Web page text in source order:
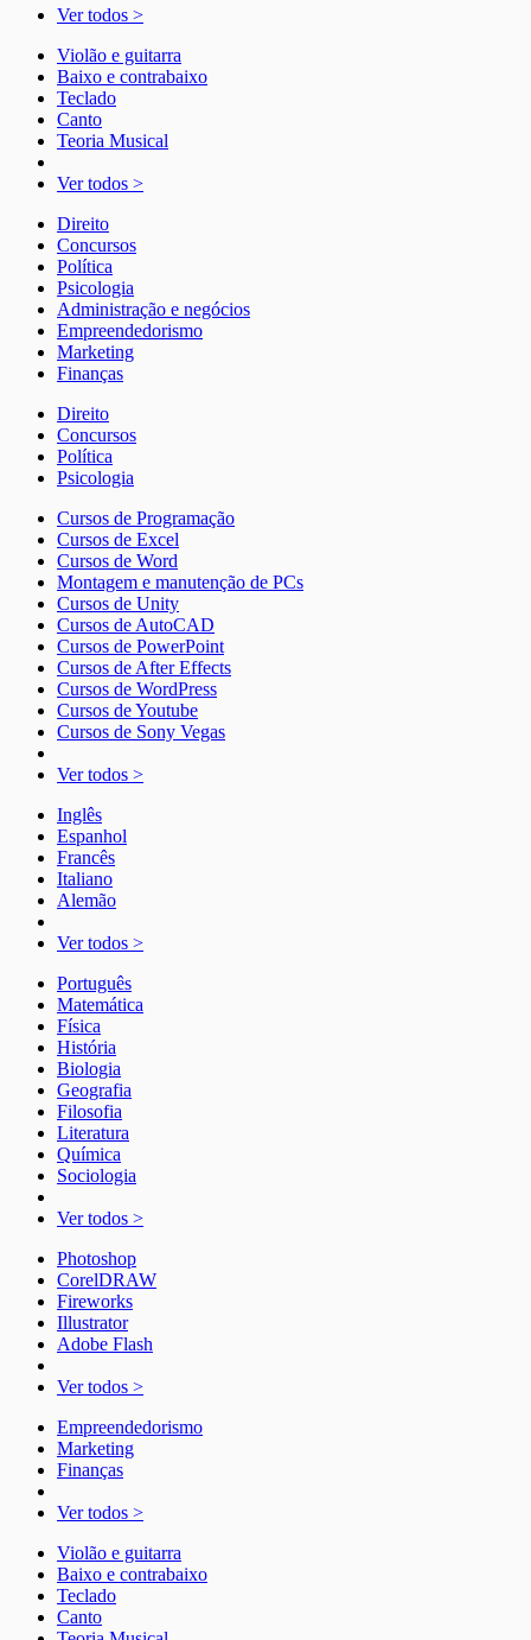
Ver todos >
Violão e guitarra
Baixo e contrabaixo
Teclado
Canto
Teoria Musical
Ver todos >
Direito
Concursos
Política
Psicologia
Administração e negócios
Empreendedorismo
Marketing
Finanças
Direito
Concursos
Política
Psicologia
Cursos de Programação
Cursos de Excel
Cursos de Word
Montagem e manutenção de PCs
Cursos de Unity
Cursos de AutoCAD
Cursos de PowerPoint
Cursos de After Effects
Cursos de WordPress
Cursos de Youtube
Cursos de Sony Vegas
Ver todos >
Inglês
Espanhol
Francês
Italiano
Alemão
Ver todos >
Português
Matemática
Física
História
Biologia
Geografia
Filosofia
Literatura
Química
Sociologia
Ver todos >
Photoshop
CorelDRAW
Fireworks
Illustrator
Adobe Flash
Ver todos >
Empreendedorismo
Marketing
Finanças
Ver todos >
Violão e guitarra
Baixo e contrabaixo
Teclado
Canto